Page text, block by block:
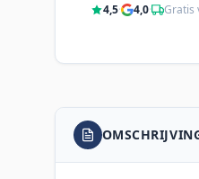
4,5· 4,0· Gratis